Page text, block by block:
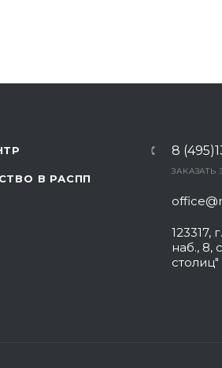
В РАСПП
8
ЗАКАЗАТЬ
123317,
наб., 8,
столиц"